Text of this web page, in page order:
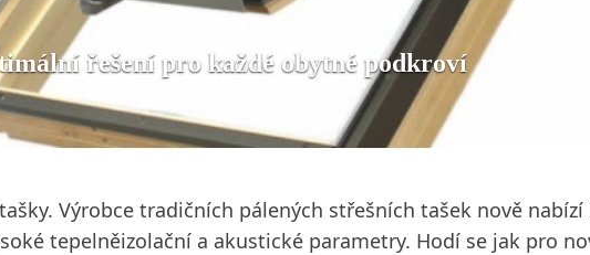
řešení pro každé obytné podkroví
Výrobce tradičních pálených střešních tašek nově
tepelněizolační a akustické parametry. Hodí se jak pro